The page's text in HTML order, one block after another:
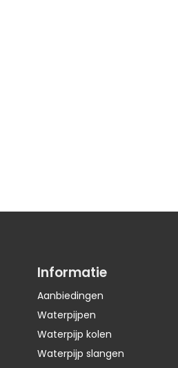
Informatie
Aanbiedingen
Waterpijpen
Waterpijp kolen
Waterpijp slangen